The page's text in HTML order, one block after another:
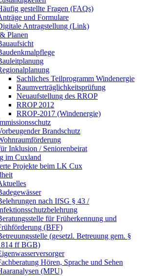
gestellte Fragen (FAQs)
und Formulare
Antragstellung (Link)
Planen
Sachliches Teilprogramm Windenergie
Raumverträglichkeitsprüfung
Neuaufstellung des RROP
RROP 2012
RROP-2017 (Windenergie)
Brandschutz
Inklusion / Seniorenbeirat
im Cuxland
Projekte beim LK Cux
nach IfSG § 43 /
für Früherkennung und
(BFF)
(gesetzl. Betreuung gem. §
ff BGB)
Hören, Sprache und Sehen
(MPU)